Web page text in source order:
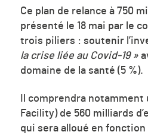
Ce plan de relance à 750
présenté le 18 mai par le
trois piliers : soutenir
la crise liée au Covid-19 »
domaine de la santé (5 %).
Il comprendra
Facility) de 560 milliards
qui sera alloué en